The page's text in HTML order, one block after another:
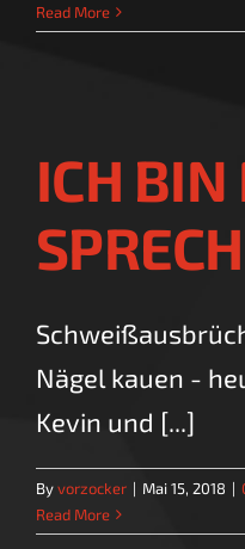
Read More
ICH BIN
Nägel kauen -
Kevin und [...]
Byvorzocker | Mai 15, 2018 |
Read More